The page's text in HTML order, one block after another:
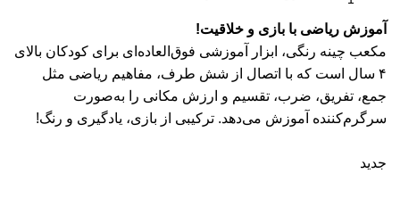
آموزش ریاضی با بازی و خلاقیت!
مکعب چینه رنگی، ابزار آموزشی فوق‌العاده‌ای برای کودکان بالای
۴ سال است که با اتصال از شش طرف، مفاهیم ریاضی مثل
جمع، تفریق، ضرب، تقسیم و ارزش مکانی را به‌صورت
سرگرم‌کننده آموزش می‌دهد. ترکیبی از بازی، یادگیری و رنگ!
جدید